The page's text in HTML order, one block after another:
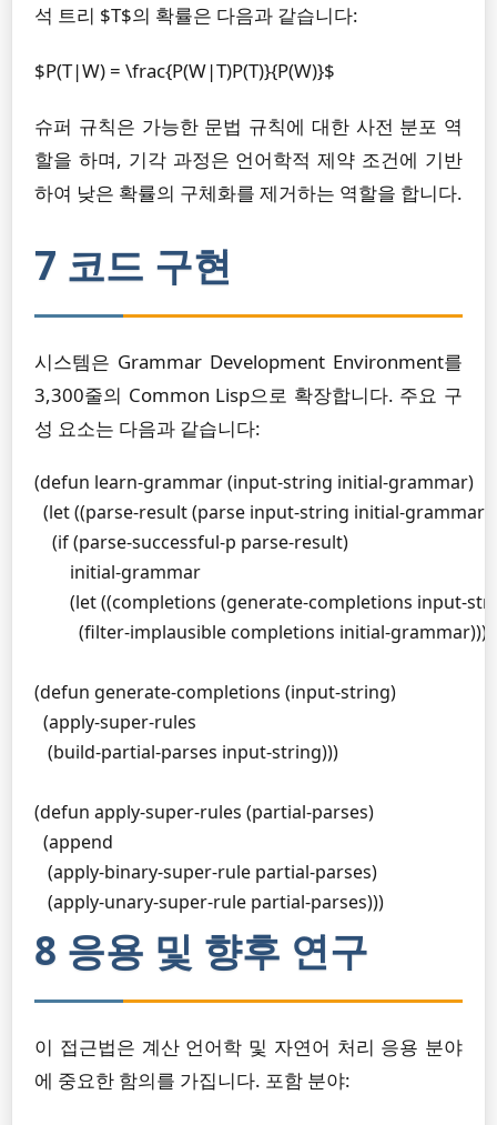
석 트리 $T$의 확률은 다음과 같습니다:
$P(T|W) = \frac{P(W|T)P(T)}{P(W)}$
슈퍼 규칙은 가능한 문법 규칙에 대한 사전 분포 역
할을 하며, 기각 과정은 언어학적 제약 조건에 기반
하여 낮은 확률의 구체화를 제거하는 역할을 합니다.
7 코드 구현
시스템은 Grammar Development Environment를
3,300줄의 Common Lisp으로 확장합니다. 주요 구
성 요소는 다음과 같습니다:
(defun learn-grammar (input-string initial-grammar)
(let ((parse-result (parse input-string initial-
    (if (parse-successful-p parse-result)
        initial-grammar
(let ((completions (generate-completions input-
          (filter-implausible completions initial-grammar)))))
(defun generate-completions (input-string)
  (apply-super-rules
   (build-partial-parses input-string)))
(defun apply-super-rules (partial-parses)
  (append
   (apply-binary-super-rule partial-parses)
   (apply-unary-super-rule partial-parses)))
8 응용 및 향후 연구
이 접근법은 계산 언어학 및 자연어 처리 응용 분야
에 중요한 함의를 가집니다. 포함 분야: